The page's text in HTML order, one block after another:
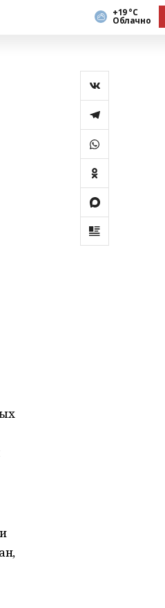
+19 °С
Облачно